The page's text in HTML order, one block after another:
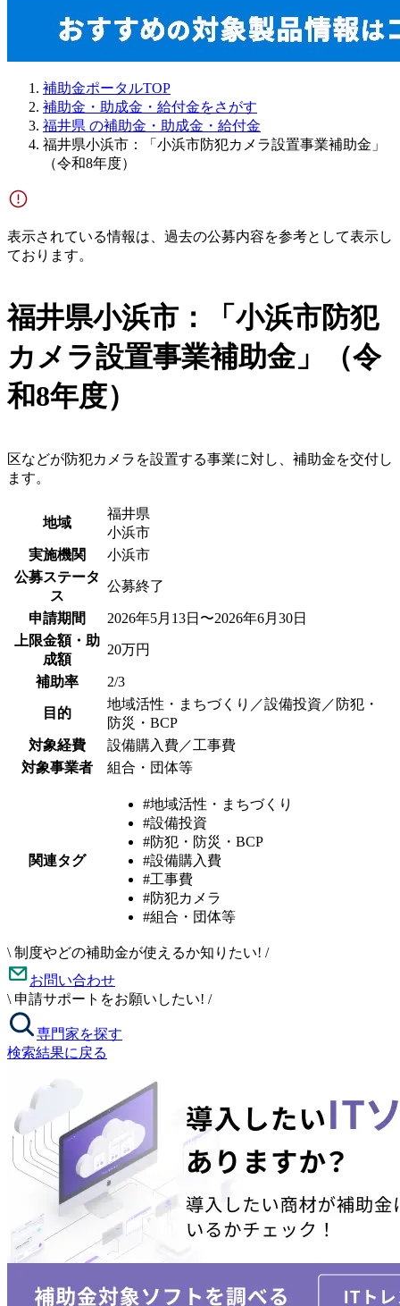
補助金ポータルTOP
補助金・助成金・給付金をさがす
福井県 の補助金・助成金・給付金
福井県小浜市：「小浜市防犯カメラ設置事業補助金」
（令和8年度）
表示されている情報は、過去の公募内容を参考として表示し
ております。
福井県小浜市：「小浜市防犯
カメラ設置事業補助金」（令
和8年度）
区などが防犯カメラを設置する事業に対し、補助金を交付し
ます。
地域
福井県
小浜市
実施機関
小浜市
公募ステータ
ス
公募終了
申請期間
2026年5月13日〜2026年6月30日
上限金額・助
成額
20万円
補助率 2/3
目的
地域活性・まちづくり／設備投資／防犯・
防災・BCP
対象経費
設備購入費／工事費
対象事業者
組合・団体等
関連タグ
#地域活性・まちづくり
#設備投資
#防犯・防災・BCP
#設備購入費
#工事費
#防犯カメラ
#組合・団体等
\ 制度やどの補助金が使えるか知りたい! /
お問い合わせ
\ 申請サポートをお願いしたい! /
専門家を探す
検索結果に戻る